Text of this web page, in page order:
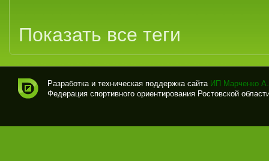
Показать все теги
вно
Разработка и техническая поддержка сайта ИП Марченко
Федерация спортивного ориентирования Ростовской